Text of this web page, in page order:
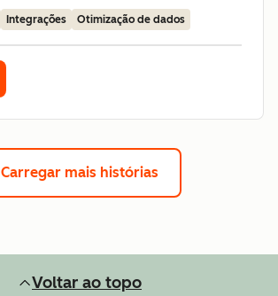
Integrações Otimização de dados
Carregar mais histórias
Voltar ao topo